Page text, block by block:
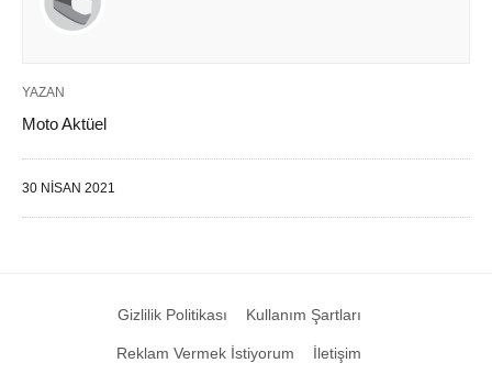
YAZAN
Moto Aktüel
30 NISAN 2021
Gizlilik Politikası Kullanım Şartları
Reklam Vermek İstiyorum İletişim